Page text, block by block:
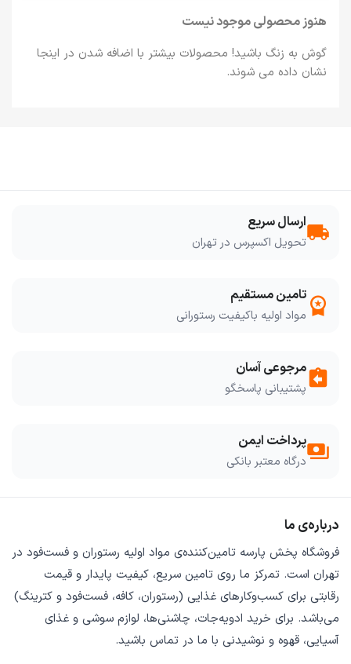
هنوز محصولی موجود نیست
گوش به زنگ باشید! محصولات بیشتر با اضافه شدن در اینجا
نشان داده می شوند.
local_shippingارسال سریع
تحویل اکسپرس در تهران
workspace_premium تامین مستقیم
مواد اولیه باکیفیت رستورانی
assignment_returnمرجوعی آسان
پشتیبانی پاسخگو
paymentsپرداخت ایمن
درگاه معتبر بانکی
درباره‌ی ما
فروشگاه پخش پارسه تامین‌کننده‌ی مواد اولیه رستوران و فست‌فود در
تهران است. تمرکز ما روی تامین سریع، کیفیت پایدار و قیمت
رقابتی برای کسب‌وکارهای غذایی (رستوران، کافه، فست‌فود و کترینگ)
می‌باشد. برای خرید ادویه‌جات، چاشنی‌ها، لوازم سوشی و غذای
آسیایی، قهوه و نوشیدنی با ما در تماس باشید.